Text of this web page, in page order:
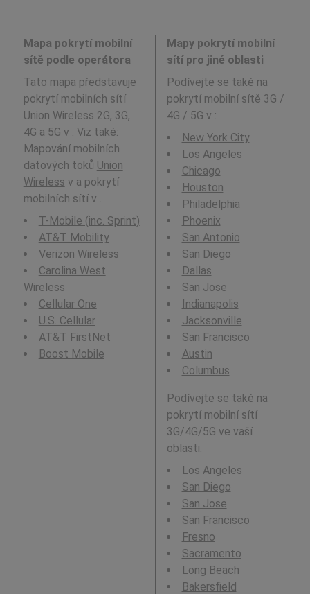
Mapa pokrytí mobilní
sítě podle operátora
Tato mapa představuje
pokrytí mobilních sítí
Union Wireless 2G, 3G,
4G a 5G v . Viz také:
Mapování mobilních
datových toků Union
Wireless v a pokrytí
mobilních sítí v .
T-Mobile (inc. Sprint)
AT&T Mobility
Verizon Wireless
Carolina West
Wireless
Cellular One
U.S. Cellular
AT&T FirstNet
Boost Mobile
Mapy pokrytí mobilní
sítí pro jiné oblasti
Podívejte se také na
pokrytí mobilní sítě 3G /
4G / 5G v :
New York City
Los Angeles
Chicago
Houston
Philadelphia
Phoenix
San Antonio
San Diego
Dallas
San Jose
Indianapolis
Jacksonville
San Francisco
Austin
Columbus
Podívejte se také na
pokrytí mobilní sítí
3G/4G/5G ve vaší
oblasti:
Los Angeles
San Diego
San Jose
San Francisco
Fresno
Sacramento
Long Beach
Bakersfield